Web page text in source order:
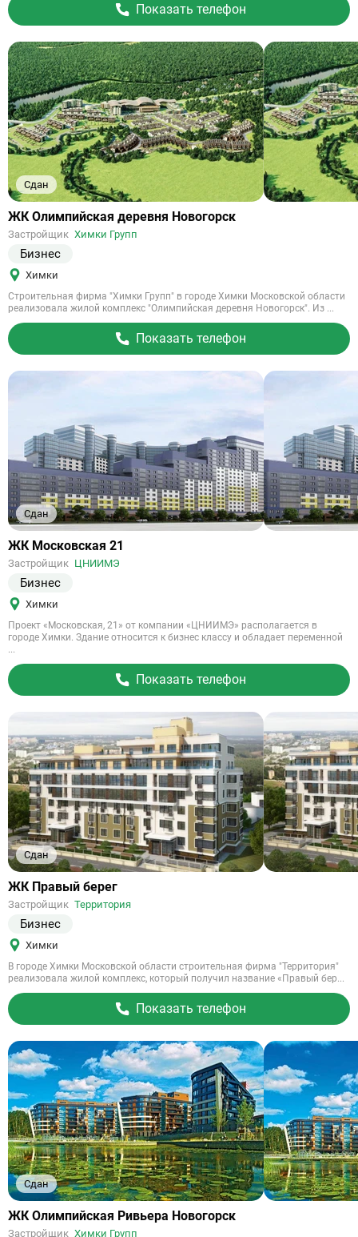
Показать телефон
Сдан
Ссылка
объект
ЖК Олимпийская деревня Новогорск
Застройщик Химки Групп
Бизнес
Химки
Строительная фирма "Химки Групп" в городе Химки Московской области
реализовала жилой комплекс "Олимпийская деревня Новогорск". Из ...
Показать телефон
Сдан
Ссылка
объект
ЖК Московская 21
Застройщик ЦНИИМЭ
Бизнес
Химки
Проект «Московская, 21» от компании «ЦНИИМЭ» располагается в
городе Химки. Здание относится к бизнес классу и обладает переменной
...
Показать телефон
Сдан
Ссылка
объект
ЖК Правый берег
Застройщик Территория
Бизнес
Химки
В городе Химки Московской области строительная фирма "Территория"
реализовала жилой комплекс, который получил название «Правый бер...
Показать телефон
Сдан
Ссылка
ЖК Олимпийская Ривьера Новогорск
Застройщик Химки Групп